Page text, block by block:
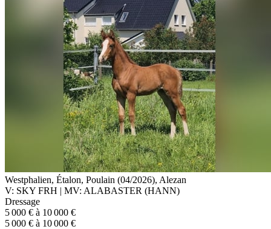
Westphalien, Étalon, Poulain (04/2026), Alezan
V: SKY FRH | MV: ALABASTER (HANN)
Dressage
5 000 € à 10 000 €
5 000 € à 10 000 €